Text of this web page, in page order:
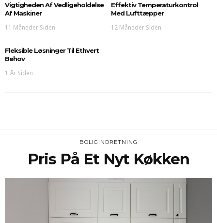
Vigtigheden Af Vedligeholdelse
Af Maskiner
11 Måneder Siden
Effektiv Temperaturkontrol
Med Lufttæpper
12 Måneder Siden
Fleksible Løsninger Til Ethvert
Behov
1 År Siden
BOLIGINDRETNING
Pris På Et Nyt Køkken